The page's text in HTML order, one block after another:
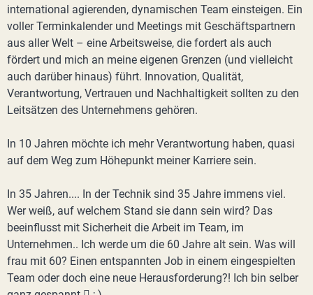
international agierenden, dynamischen Team einsteigen. Ein
voller Terminkalender und Meetings mit Geschäftspartnern
aus aller Welt – eine Arbeitsweise, die fordert als auch
fördert und mich an meine eigenen Grenzen (und vielleicht
auch darüber hinaus) führt. Innovation, Qualität,
Verantwortung, Vertrauen und Nachhaltigkeit sollten zu den
Leitsätzen des Unternehmens gehören.
In 10 Jahren möchte ich mehr Verantwortung haben, quasi
auf dem Weg zum Höhepunkt meiner Karriere sein.
In 35 Jahren.... In der Technik sind 35 Jahre immens viel.
Wer weiß, auf welchem Stand sie dann sein wird? Das
beeinflusst mit Sicherheit die Arbeit im Team, im
Unternehmen.. Ich werde um die 60 Jahre alt sein. Was will
frau mit 60? Einen entspannten Job in einem eingespielten
Team oder doch eine neue Herausforderung?! Ich bin selber